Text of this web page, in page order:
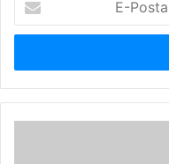
Posta
adresinizi